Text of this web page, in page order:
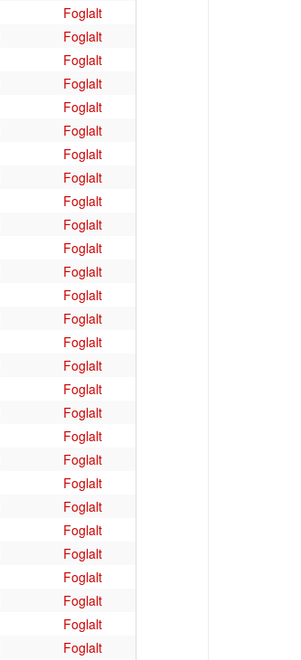
Foglalt
Foglalt
Foglalt
Foglalt
Foglalt
Foglalt
Foglalt
Foglalt
Foglalt
Foglalt
Foglalt
Foglalt
Foglalt
Foglalt
Foglalt
Foglalt
Foglalt
Foglalt
Foglalt
Foglalt
Foglalt
Foglalt
Foglalt
Foglalt
Foglalt
Foglalt
Foglalt
Foglalt